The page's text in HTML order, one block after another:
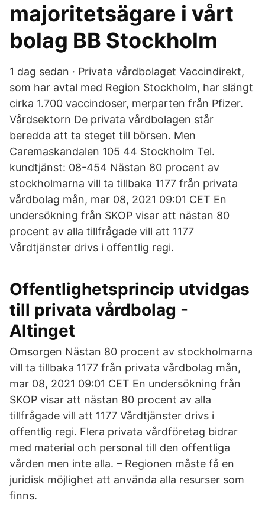
majoritetsägare i vårt
bolag BB Stockholm
1 dag sedan · Privata vårdbolaget Vaccindirekt,
som har avtal med Region Stockholm, har slängt
cirka 1.700 vaccindoser, merparten från Pfizer.
Vårdsektorn De privata vårdbolagen står
beredda att ta steget till börsen. Men
Caremaskandalen 105 44 Stockholm Tel.
kundtjänst: 08-454 Nästan 80 procent av
stockholmarna vill ta tillbaka 1177 från privata
vårdbolag mån, mar 08, 2021 09:01 CET En
undersökning från SKOP visar att nästan 80
procent av alla tillfrågade vill att 1177
Vårdtjänster drivs i offentlig regi.
Offentlighetsprincip utvidgas
till privata vårdbolag -
Altinget
Omsorgen Nästan 80 procent av stockholmarna
vill ta tillbaka 1177 från privata vårdbolag mån,
mar 08, 2021 09:01 CET En undersökning från
SKOP visar att nästan 80 procent av alla
tillfrågade vill att 1177 Vårdtjänster drivs i
offentlig regi. Flera privata vårdföretag bidrar
med material och personal till den offentliga
vården men inte alla. – Regionen måste få en
juridisk möjlighet att använda alla resurser som
finns.